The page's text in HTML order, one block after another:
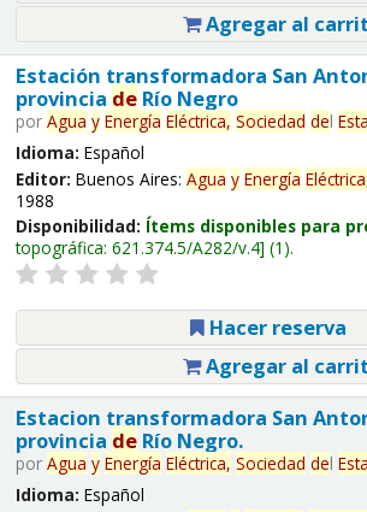
Agregar al
Estación transformadora San
provincia deRío Negro
por Agua y Energía Eléctrica, Sociedad del
Idioma: Español
Editor: Buenos Aires: Agua y Energía
1988
Disponibilidad: Ítems disponibles para
topográfica: 621.374.5/A282/v.4 (1).
Hacer reserva
Agregar al
Estacion transformadora San
provincia deRío Negro.
por Agua y Energía Eléctrica, Sociedad del
Idioma: Español